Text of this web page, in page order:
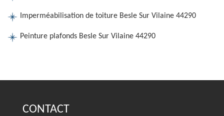
Imperméabilisation de toiture Besle Sur Vilaine 44290
Peinture plafonds Besle Sur Vilaine 44290
CONTACT